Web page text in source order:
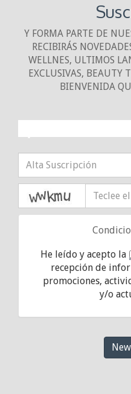
Y FORMA PARTE DE
RECIBIRÁS
WELLNES, ULTIMOS
EXCLUSIVAS, BEAUTY
BIENVENIDA
He leído y acepto la
recepción de
promociones,
y/o